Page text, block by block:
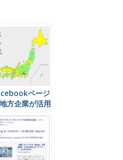
ページ
方企業が活用
意味とは